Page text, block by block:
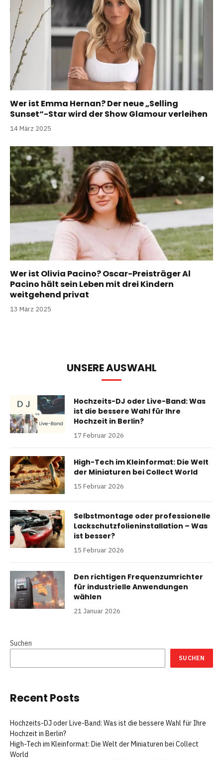
Wer ist Emma Hernan? Der neue „Selling
Sunset“-Star wird der Show Glamour verleihen
14 März 2025
Wer ist Olivia Pacino? Oscar-Preisträger Al
Pacino hält sein Leben mit drei Kindern
weitgehend privat
13 März 2025
UNSERE AUSWAHL
Hochzeits-DJ oder Live-Band: Was
ist die bessere Wahl für Ihre
Hochzeit in Berlin?
17 Februar 2026
High-Tech im Kleinformat: Die Welt
der Miniaturen bei Collect World
15 Februar 2026
Selbstmontage oder professionelle
Lackschutzfolieninstallation – Was
ist besser?
15 Februar 2026
Den richtigen Frequenzumrichter
für industrielle Anwendungen
wählen
21 Januar 2026
Suchen
SUCHEN
Recent Posts
Hochzeits-DJ oder Live-Band: Was ist die bessere Wahl für Ihre
Hochzeit in Berlin?
High-Tech im Kleinformat: Die Welt der Miniaturen bei Collect
World